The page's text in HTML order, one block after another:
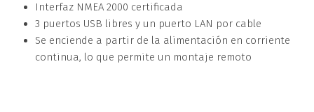
Interfaz NMEA 2000 certificada
3 puertos USB libres y un puerto LAN por cable
Se enciende a partir de la alimentación en corriente
continua, lo que permite un montaje remoto